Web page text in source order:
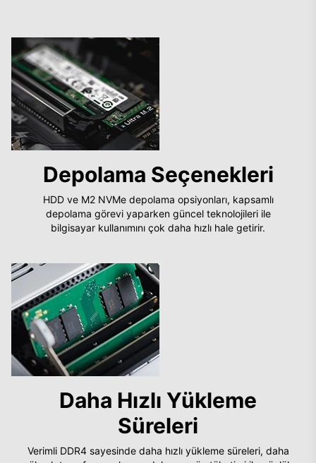
Depolama Seçenekleri
HDD ve M2 NVMe depolama opsiyonları, kapsamlı
depolama görevi yaparken güncel teknolojileri ile
bilgisayar kullanımını çok daha hızlı hale getirir.
Daha Hızlı Yükleme
Süreleri
Verimli DDR4 sayesinde daha hızlı yükleme süreleri, daha